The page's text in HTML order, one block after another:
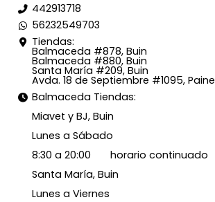
442913718
56232549703
Tiendas:
Balmaceda #878, Buin
Balmaceda #880, Buin
Santa María #209, Buin
Avda. 18 de Septiembre #1095, Paine
Balmaceda Tiendas:
Miavet y BJ, Buin
Lunes a Sábado
8:30 a 20:00 horario continuado
Santa María, Buin
Lunes a Viernes